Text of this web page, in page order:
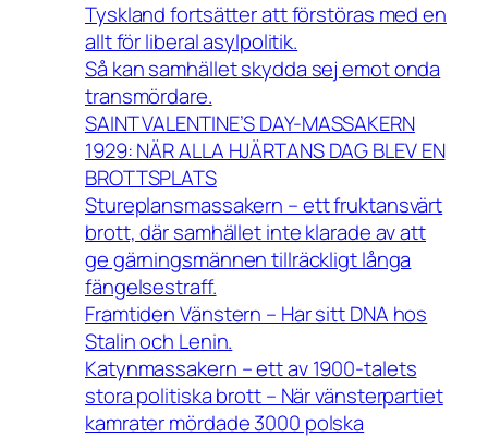
Tyskland fortsätter att förstöras med en
allt för liberal asylpolitik.
Så kan samhället skydda sej emot onda
transmördare.
SAINT VALENTINE’S DAY-MASSAKERN
1929: NÄR ALLA HJÄRTANS DAG BLEV EN
BROTTSPLATS
Stureplansmassakern – ett fruktansvärt
brott, där samhället inte klarade av att
ge gärningsmännen tillräckligt långa
fängelsestraff.
Framtiden Vänstern – Har sitt DNA hos
Stalin och Lenin.
Katynmassakern – ett av 1900-talets
stora politiska brott – När vänsterpartiet
kamrater mördade 3000 polska